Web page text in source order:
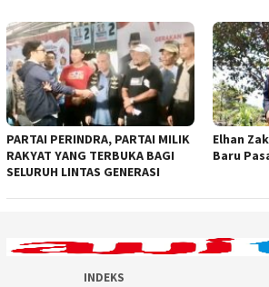
PARTAI PERINDRA, PARTAI MILIK
RAKYAT YANG TERBUKA BAGI
SELURUH LINTAS GENERASI
Elhan
Baru
INDEKS